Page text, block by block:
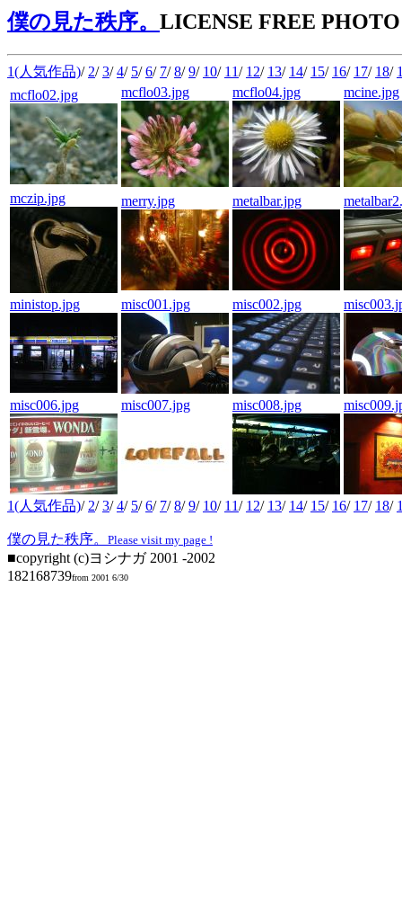
僕の見た秩序。 LICENSE FREE
1(人気作品)/ 2/3/4/ 5/6/ 7/8/9/ 10/ 11/ 12/ 13/ 14/ 15/ 16/ 17/ 18/
mcflo02.jpg
mcflo03.jpg mcflo04.jpg mcine.jpg
mczip.jpg merry.jpg metalbar.jpg
ministop.jpg misc001.jpg misc002.jpg
misc006.jpg misc007.jpg misc008.jpg
1(人気作品)/ 2/3/4/ 5/6/ 7/8/9/ 10/ 11/ 12/ 13/ 14/ 15/ 16/ 17/ 18/
僕の見た秩序。 Please visit my page !
■copyright (c)ヨシナガ 2001 -2002
182168739from 2001 6/30